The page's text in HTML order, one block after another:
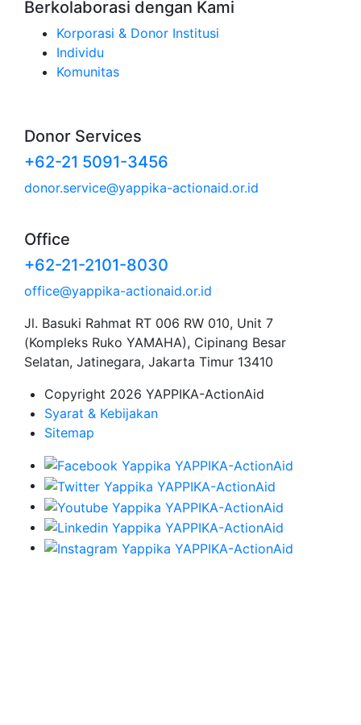
Berkolaborasi dengan Kami
Korporasi & Donor Institusi
Individu
Komunitas
Donor Services
+62-21 5091-3456
donor.service@yappika-actionaid.or.id
Office
+62-21-2101-8030
office@yappika-actionaid.or.id
Jl. Basuki Rahmat RT 006 RW 010, Unit 7
(Kompleks Ruko YAMAHA), Cipinang Besar
Selatan, Jatinegara, Jakarta Timur 13410
Copyright 2026 YAPPIKA-ActionAid
Syarat & Kebijakan
Sitemap